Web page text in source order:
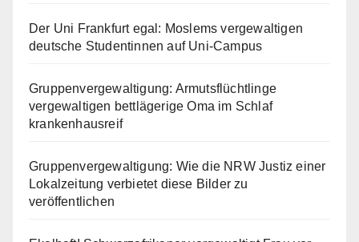
Der Uni Frankfurt egal: Moslems vergewaltigen
deutsche Studentinnen auf Uni-Campus
Gruppenvergewaltigung: Armutsflüchtlinge
vergewaltigen bettlägerige Oma im Schlaf
krankenhausreif
Gruppenvergewaltigung: Wie die NRW Justiz einer
Lokalzeitung verbietet diese Bilder zu
veröffentlichen